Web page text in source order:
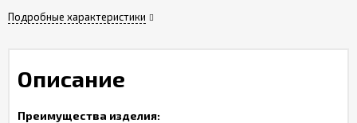
Подробные характеристики
Описание
Преимущества изделия: